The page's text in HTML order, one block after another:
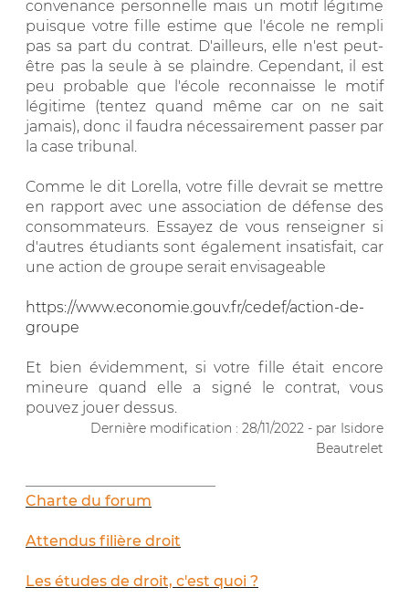
convenance personnelle mais un motif légitime
puisque votre fille estime que l'école ne rempli
pas sa part du contrat. D'ailleurs, elle n'est peut-
être pas la seule à se plaindre. Cependant, il est
peu probable que l'école reconnaisse le motif
légitime (tentez quand même car on ne sait
jamais), donc il faudra nécessairement passer par
la case tribunal.
Comme le dit Lorella, votre fille devrait se mettre
en rapport avec une association de défense des
consommateurs. Essayez de vous renseigner si
d'autres étudiants sont également insatisfait, car
une action de groupe serait envisageable
https://www.economie.gouv.fr/cedef/action-de-
groupe
Et bien évidemment, si votre fille était encore
mineure quand elle a signé le contrat, vous
pouvez jouer dessus.
Dernière modification : 28/11/2022 - par Isidore
Beautrelet
Charte du forum
Attendus filière droit
Les études de droit, c'est quoi ?